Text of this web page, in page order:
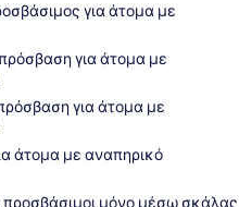
για άτομα με
για άτομα με
για άτομα με
άτομα με αναπηρικό
προσβάσιμοι μόνο μέσω σκάλας